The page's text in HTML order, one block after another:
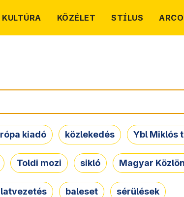
KULTÚRA KÖZÉLET STÍLUS
kiadó közlekedés Ybl Miklós
Toldi mozi sikló Magyar
baleset sérülések